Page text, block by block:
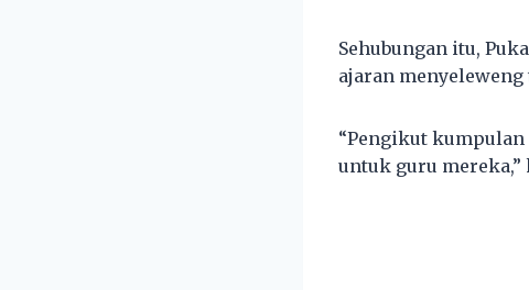
Sehubungan itu,
ajaran
“Pengikut kumpulan
untuk guru mereka,”